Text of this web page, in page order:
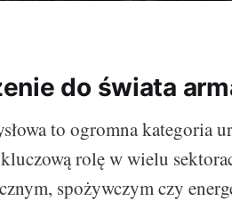
do świata
to ogromna kategoria
rolę w wielu
spożywczym czy